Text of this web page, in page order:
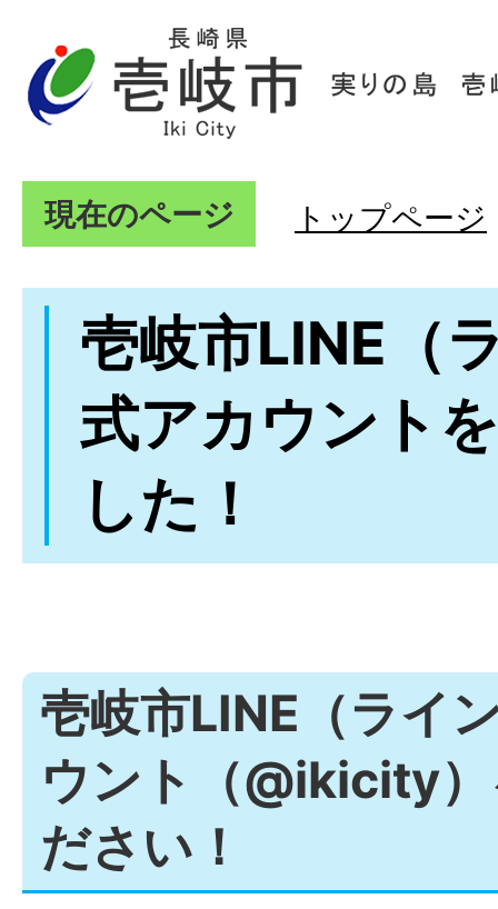
現在のページ トップページ
壱岐市LINE（
式アカウント
した！
壱岐市LINE（ライ
ウント（@ikicity
ださい！